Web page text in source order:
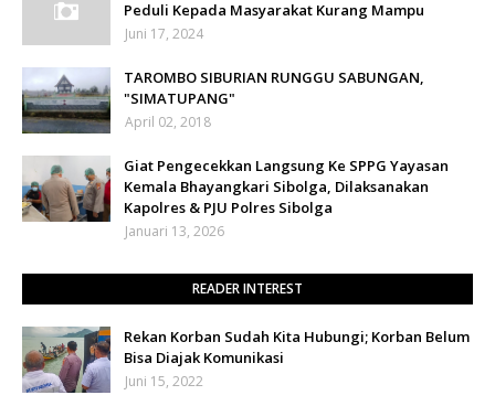
Peduli Kepada Masyarakat Kurang Mampu
Juni 17, 2024
TAROMBO SIBURIAN RUNGGU SABUNGAN,
"SIMATUPANG"
April 02, 2018
Giat Pengecekkan Langsung Ke SPPG Yayasan
Kemala Bhayangkari Sibolga, Dilaksanakan
Kapolres & PJU Polres Sibolga
Januari 13, 2026
READER INTEREST
Rekan Korban Sudah Kita Hubungi; Korban Belum
Bisa Diajak Komunikasi
Juni 15, 2022